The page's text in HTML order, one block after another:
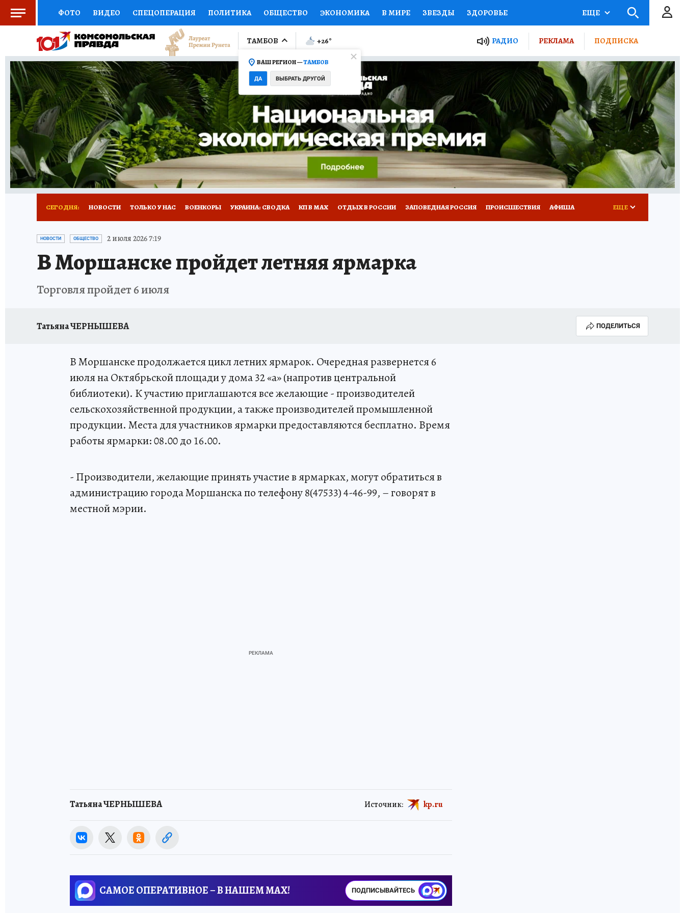
ФОТО ВИДЕО СПЕЦОПЕРАЦИЯ ПОЛИТИКА ОБЩЕСТВО ЭКОНОМИКА В МИРЕ ЗВЕЗДЫ ЗДОРОВЬЕ
СОЦПОДДЕРЖКА НАУКА СПОРТ КОЛУМНИСТЫ ПРОИСШЕСТВИЯ НАЦИОНАЛЬНЫЕ ПРОЕКТЫ РОССИИ
ВЫБОР ЭКСПЕРТОВ ДОКТОР ФИНАНСЫ ОТКРЫВАЕМ МИР Я ЗНАЮ СЕМЬЯ ЖЕНСКИЕ СЕКРЕТЫ ПУТЕВОДИТЕЛЬ
КНИЖНАЯ ПОЛКА ПРОГНОЗЫ НА СПОРТ ПРОМОКОДЫ СЕРИАЛЫ СПЕЦПРОЕКТЫ ДЕФИЦИТ ЖЕЛЕЗА ТУРИЗМ
ПРЕСС-ЦЕНТР НЕДВИЖИМОСТЬ ТЕЛЕВИЗОР КОЛЛЕКЦИИ КОНКУРСЫ РАБОТА У НАС ГИД ПОТРЕБИТЕЛЯ ВСЕ О КП
РАДИО КП ТЕСТЫ НОВОЕ НА САЙТЕ РЕКЛАМА
ЕЩЕ
ТАМБОВ
ВАШ РЕГИОН —ТАМБОВ
ДА ВЫБРАТЬ ДРУГОЙ
+26° РАДИО РЕКЛАМА ПОДПИСКА
СЕГОДНЯ: НОВОСТИ ТОЛЬКО У НАС ВОЕНКОРЫ УКРАИНА: СВОДКА КП В МАХ ОТДЫХ В РОССИИ ЗАПОВЕДНАЯ РОССИЯ ПРОИСШЕСТВИЯ АФИША
ИСПЫТАНО НА СЕБЕ
ЕЩЕ
НОВОСТИ ОБЩЕСТВО 2 июля 2026 7:19
В Моршанске пройдет летняя ярмарка
Торговля пройдет 6 июля
Татьяна ЧЕРНЫШЕВА ПОДЕЛИТЬСЯ
В Моршанске продолжается цикл летних ярмарок. Очередная развернется 6
июля на Октябрьской площади у дома 32 «а» (напротив центральной
библиотеки). К участию приглашаются все желающие - производителей
сельскохозяйственной продукции, а также производителей промышленной
продукции. Места для участников ярмарки предоставляются бесплатно. Время
работы ярмарки: 08.00 до 16.00.
- Производители, желающие принять участие в ярмарках, могут обратиться в
администрацию города Моршанска по телефону 8(47533) 4-46-99, – говорят в
местной мэрии.
Татьяна ЧЕРНЫШЕВА Источник: kp.ru
САМОЕ ОПЕРАТИВНОЕ – В НАШЕМ MAX! ПОДПИСЫВАЙТЕСЬ